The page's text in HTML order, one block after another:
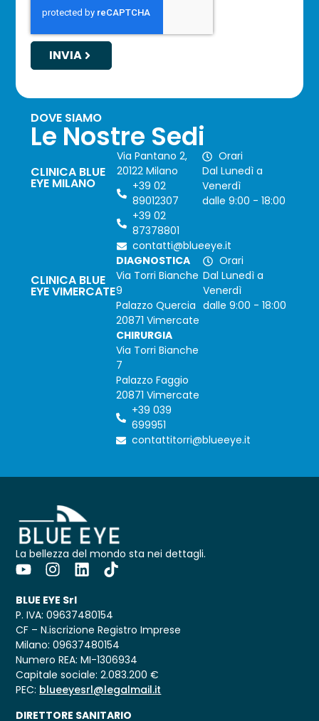
INVIA
DOVE SIAMO
Le Nostre Sedi
CLINICA BLUE
EYE MILANO
Via Pantano 2,
20122 Milano
+39 02
89012307
+39 02
87378801
contatti@blueeye.it
Orari
Dal Lunedì a
Venerdì
dalle 9:00 - 18:00
CLINICA BLUE
EYE VIMERCATE
DIAGNOSTICA
Via Torri Bianche
9
Palazzo Quercia
20871 Vimercate
CHIRURGIA
Via Torri Bianche
7
Palazzo Faggio
20871 Vimercate
+39 039
699951
contattitorri@blueeye.it
Orari
Dal Lunedì a
Venerdì
dalle 9:00 - 18:00
La bellezza del mondo sta nei dettagli.
BLUE EYE Srl
P. IVA: 09637480154
CF – N.iscrizione Registro Imprese
Milano: 09637480154
Numero REA: MI-1306934
Capitale sociale: 2.083.200 €
PEC: blueeyesrl@legalmail.it
DIRETTORE SANITARIO